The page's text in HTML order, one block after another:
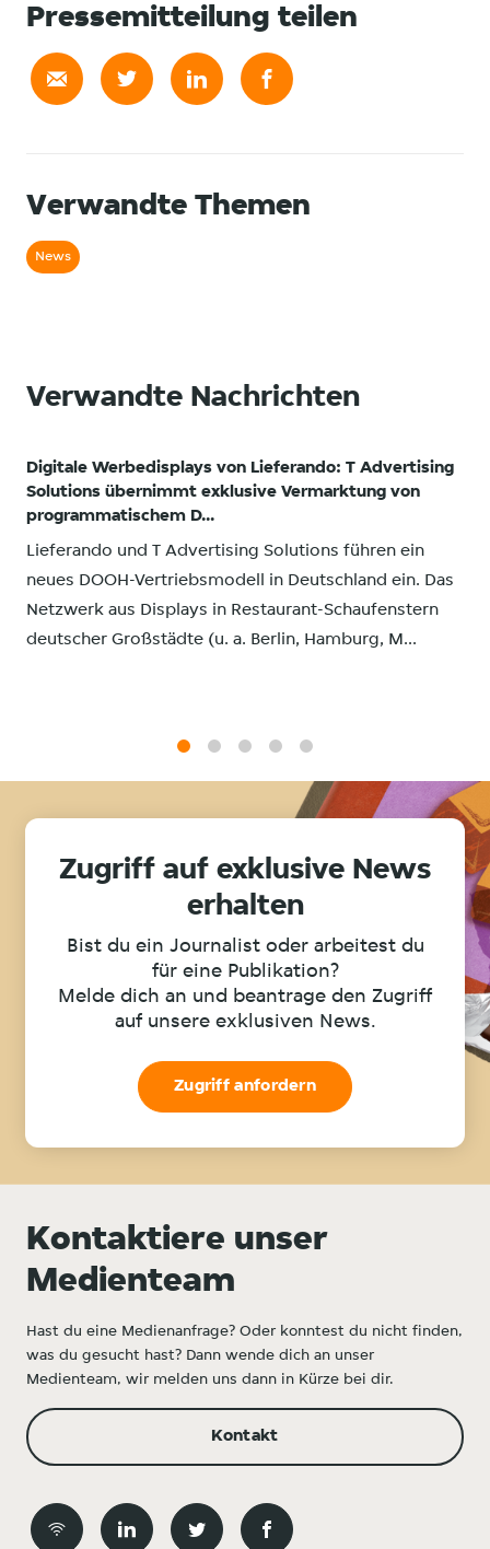
Pressemitteilung teilen
Verwandte Themen
News
Verwandte Nachrichten
Digitale Werbedisplays von Lieferando: T Advertising
Solutions übernimmt exklusive Vermarktung von
programmatischem D...
Lieferando und T Advertising Solutions führen ein
neues DOOH-Vertriebsmodell in Deutschland ein. Das
Netzwerk aus Displays in Restaurant-Schaufenstern
deutscher Großstädte (u. a. Berlin, Hamburg, M...
Zugriff auf exklusive News
erhalten
Bist du ein Journalist oder arbeitest du
für eine Publikation?
Melde dich an und beantrage den Zugriff
auf unsere exklusiven News.
Zugriff anfordern
Kontaktiere unser
Medienteam
Hast du eine Medienanfrage? Oder konntest du nicht finden,
was du gesucht hast? Dann wende dich an unser
Medienteam, wir melden uns dann in Kürze bei dir.
Kontakt